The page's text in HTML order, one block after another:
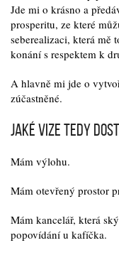
Jde mi o krásno a
prosperitu, ze které
seberealizaci, která mě
konání s respektem k
A hlavně mi jde o
zúčastněné.
JAKÉ VIZE TEDY
Mám výlohu.
Mám otevřený prostor
Mám kancelář, která
popovídání u kafíčka.